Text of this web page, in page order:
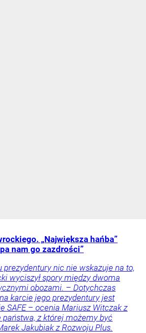
„Największa hańba”
nam go zazdrości”
prezydentury nic nie wskazuje na to,
wyciszył spory między dwoma
obozami. – Dotychczas
karcie jego prezydentury jest
SAFE – ocenia Mariusz Witczak z
państwa, z której możemy być
Jakubiak z Rozwoju Plus.